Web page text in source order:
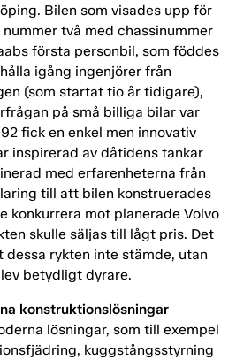
Bilen som visades upp för
två med chassinummer
första personbil, som föddes
igång ingenjörer från
(som startat tio år tidigare),
på små billiga bilar var
fick en enkel men innovativ
inspirerad av dåtidens tankar
med erfarenheterna från
till att bilen konstruerades
konkurrera mot planerade Volvo
skulle säljas till lågt pris. Det
dessa rykten inte stämde, utan
betydligt dyrare.
konstruktionslösningar
lösningar, som till exempel
kuggstångsstyrning